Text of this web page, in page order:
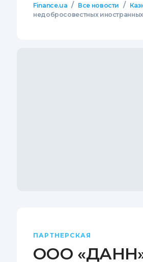
Finance.ua / Все новости /
недобросовестных
ПАРТНЕРСКАЯ
ООО